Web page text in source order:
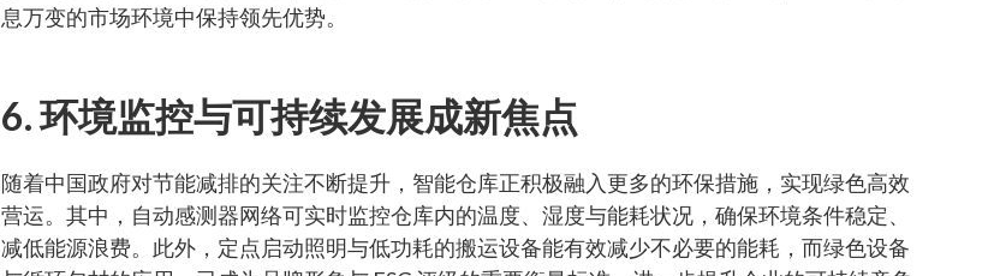
息万变的市场环境中保持领先优势。
6. 环境监控与可持续发展成新焦点
随着中国政府对节能减排的关注不断提升，智能仓库正积极融入更多的环保措施，实现绿色高效
营运。其中，自动感测器网络可实时监控仓库内的温度、湿度与能耗状况，确保环境条件稳定、
减低能源浪费。此外，定点启动照明与低功耗的搬运设备能有效减少不必要的能耗，而绿色设备